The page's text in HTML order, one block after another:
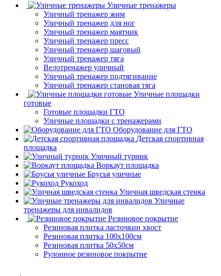
Уличные тренажеры
Уличный тренажер жим
Уличный тренажер для ног
Уличный тренажер маятник
Уличный тренажер пресс
Уличный тренажер шаговый
Уличный тренажер тяга
Велотренажер уличный
Уличный тренажер подтягивание
Уличный тренажер становая тяга
Уличные площадки
готовые
Готовые площадки ГТО
Уличные площадки с тренажерами
Оборудование для ГТО
Детская спортивная
площадка
Уличный турник
Воркаут площадка
Брусья уличные
Рукоход
Уличная шведская стенка
Уличные
тренажеры для инвалидов
Резиновое покрытие
Резиновая плитка ласточкин хвост
Резиновая плитка 100х100см
Резиновая плитка 50х50см
Рулонное резиновое покрытие